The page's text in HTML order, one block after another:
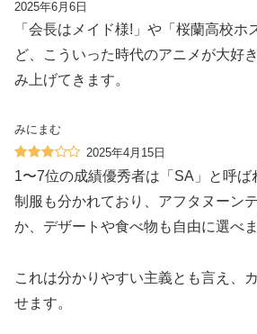
2025年6月6日
「会長はメイド様!」や「桜蘭高校ホ
ど、こういった時代のアニメが大好
み上げてきます。
みにまむ
2025年4月15日
1〜7位の成績優秀者は「SA」と呼
制服も分かれており、アフタヌーン
か、デザートや食べ物も自由に選べま
これは分かりやすい主義とも言え、
せます。